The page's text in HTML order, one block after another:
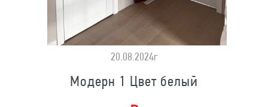
20.08.2024г
Модерн 1 Цвет белый